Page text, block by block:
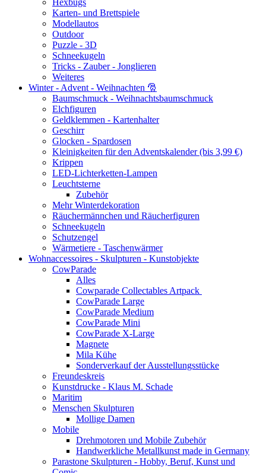
Hexbugs
Karten- und Brettspiele
Modellautos
Outdoor
Puzzle - 3D
Schneekugeln
Tricks - Zauber - Jonglieren
Weiteres
Winter - Advent - Weihnachten 🎅
Baumschmuck - Weihnachtsbaumschmuck
Elchfiguren
Geldklemmen - Kartenhalter
Geschirr
Glocken - Spardosen
Kleinigkeiten für den Adventskalender (bis 3,99 €)
Krippen
LED-Lichterketten-Lampen
Leuchtsterne
Zubehör
Mehr Winterdekoration
Räuchermännchen und Räucherfiguren
Schneekugeln
Schutzengel
Wärmetiere - Taschenwärmer
Wohnaccessoires - Skulpturen - Kunstobjekte
CowParade
Alles
Cowparade Collectables Artpack
CowParade Large
CowParade Medium
CowParade Mini
CowParade X-Large
Magnete
Mila Kühe
Sonderverkauf der Ausstellungsstücke
Freundeskreis
Kunstdrucke - Klaus M. Schade
Maritim
Menschen Skulpturen
Mollige Damen
Mobile
Drehmotoren und Mobile Zubehör
Handwerkliche Metallkunst made in Germany
Parastone Skulpturen - Hobby, Beruf, Kunst und